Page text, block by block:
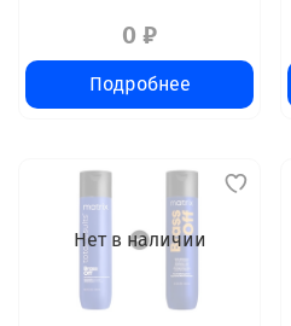
0 ₽
Подробнее
Нет в наличии